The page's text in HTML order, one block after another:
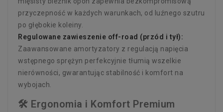
przyczepność w każdych warunkach, od luźnego szutru
po głębokie koleiny.
Regulowane zawieszenie off-road (przód i tył):
Zaawansowane amortyzatory z regulacją napięcia
wstępnego sprężyn perfekcyjnie tłumią wszelkie
nierówności, gwarantując stabilność i komfort na
wybojach.
🛠️ Ergonomia i Komfort Premium